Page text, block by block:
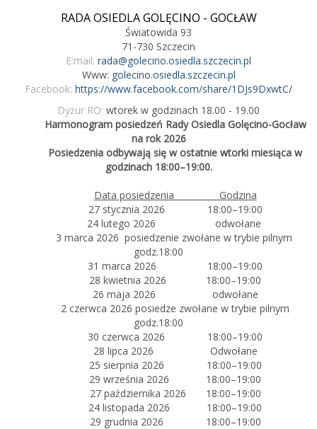
RADA OSIEDLA GOLĘCINO - GOCŁAW
Światowida 93
71-730 Szczecin
E:mail: rada@golecino.osiedla.szczecin.pl
Www: golecino.osiedla.szczecin.pl
Facebook: https://www.facebook.com/share/1DJs9DxwtC/
Dyżur RO: wtorek w godzinach 18.00 - 19.00
Harmonogram posiedzeń Rady Osiedla Golęcino-Gocław
na rok 2026
Posiedzenia odbywają się w ostatnie wtorki miesiąca w
godzinach 18:00–19:00.
Data posiedzenia Godzina
27 stycznia 2026 18:00–19:00
24 lutego 2026 odwołane
3 marca 2026 posiedzenie zwołane w trybie pilnym
godz.18:00
31 marca 2026 18:00–19:00
28 kwietnia 2026 18:00–19:00
26 maja 2026 odwołane
2 czerwca 2026 posiedze zwołane w trybie pilnym
godz.18:00
30 czerwca 2026 18:00–19:00
28 lipca 2026 Odwołane
25 sierpnia 2026 18:00–19:00
29 września 2026 18:00–19:00
27 października 2026 18:00–19:00
24 listopada 2026 18:00–19:00
29 grudnia 2026 18:00–19:00